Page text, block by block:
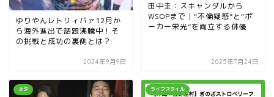
ゆりやんレトリィバァ12月か
ら海外進出で話題沸騰中！そ
の挑戦と成功の裏側とは？
2024年9月9日
田中圭：スキャンダルから
WSOPまで｜“不倫疑惑”と“ポ
ーカー栄光”を両立する俳優
2025年7月24日
ネタ ライフスタイル